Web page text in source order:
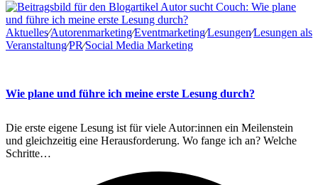
Aktuelles∕Autorenmarketing∕Eventmarketing∕Lesungen∕Lesungen als
Veranstaltung∕PR∕Social Media Marketing
Wie plane und führe ich meine erste Lesung durch?
Die erste eigene Lesung ist für viele Autor:innen ein Meilenstein
und gleichzeitig eine Herausforderung. Wo fange ich an? Welche
Schritte…